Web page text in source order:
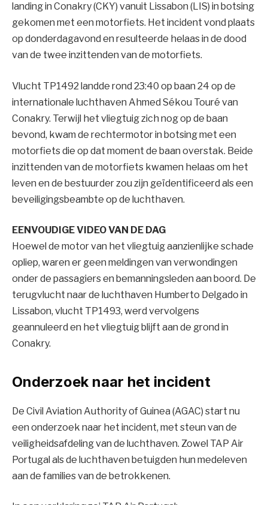
landing in Conakry (CKY) vanuit Lissabon (LIS) in botsing
gekomen met een motorfiets. Het incident vond plaats
op donderdagavond en resulteerde helaas in de dood
van de twee inzittenden van de motorfiets.
Vlucht TP1492 landde rond 23:40 op baan 24 op de
internationale luchthaven Ahmed Sékou Touré van
Conakry. Terwijl het vliegtuig zich nog op de baan
bevond, kwam de rechtermotor in botsing met een
motorfiets die op dat moment de baan overstak. Beide
inzittenden van de motorfiets kwamen helaas om het
leven en de bestuurder zou zijn geïdentificeerd als een
beveiligingsbeambte op de luchthaven.
EENVOUDIGE VIDEO VAN DE DAG
Hoewel de motor van het vliegtuig aanzienlijke schade
opliep, waren er geen meldingen van verwondingen
onder de passagiers en bemanningsleden aan boord. De
terugvlucht naar de luchthaven Humberto Delgado in
Lissabon, vlucht TP1493, werd vervolgens
geannuleerd en het vliegtuig blijft aan de grond in
Conakry.
Onderzoek naar het incident
De Civil Aviation Authority of Guinea (AGAC) start nu
een onderzoek naar het incident, met steun van de
veiligheidsafdeling van de luchthaven. Zowel TAP Air
Portugal als de luchthaven betuigden hun medeleven
aan de families van de betrokkenen.